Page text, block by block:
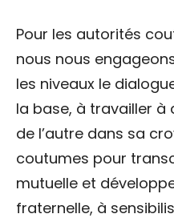
Pour les autorités
nous nous
les niveaux le
la base, à travailler à
de l’autre dans sa
coutumes pour
mutuelle et
fraternelle, à